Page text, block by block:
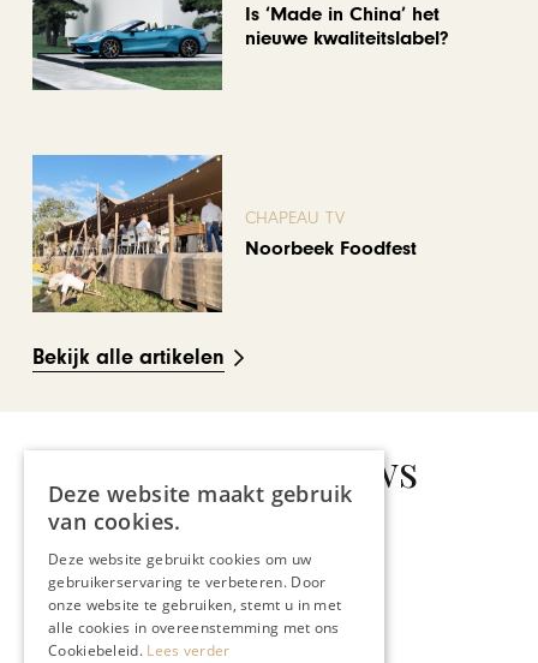
Is ‘Made in China’ het
nieuwe kwaliteitslabel?
CHAPEAU TV
Noorbeek Foodfest
Bekijk alle artikelen
Gerelateerd nieuws
GASTRONOMIE
Creatief met lokale
Deze website maakt gebruik
van cookies.
Deze website gebruikt cookies om uw
gebruikerservaring te verbeteren. Door
onze website te gebruiken, stemt u in met
alle cookies in overeenstemming met ons
Cookiebeleid. Lees verder